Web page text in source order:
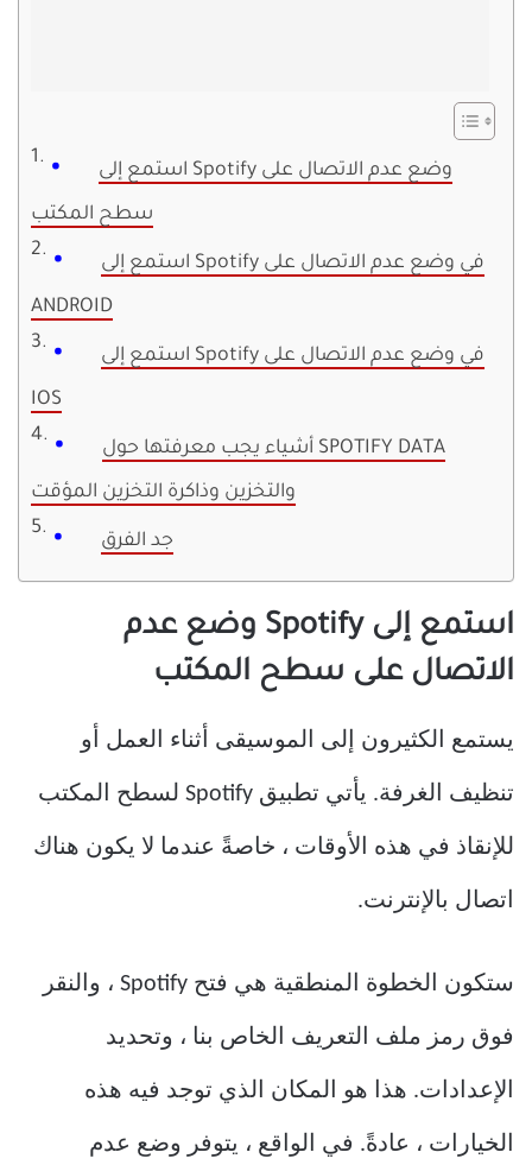
استمع إلى Spotify وضع عدم الاتصال على
سطح المكتب
استمع إلى Spotify في وضع عدم الاتصال على
ANDROID
استمع إلى Spotify في وضع عدم الاتصال على
IOS
أشياء يجب معرفتها حول SPOTIFY DATA
والتخزين وذاكرة التخزين المؤقت
جد الفرق
استمع إلى Spotify وضع عدم
الاتصال على سطح المكتب
يستمع الكثيرون إلى الموسيقى أثناء العمل أو
تنظيف الغرفة. يأتي تطبيق Spotify لسطح المكتب
للإنقاذ في هذه الأوقات ، خاصةً عندما لا يكون هناك
اتصال بالإنترنت.
ستكون الخطوة المنطقية هي فتح Spotify ، والنقر
فوق رمز ملف التعريف الخاص بنا ، وتحديد
الإعدادات. هذا هو المكان الذي توجد فيه هذه
الخيارات ، عادةً. في الواقع ، يتوفر وضع عدم